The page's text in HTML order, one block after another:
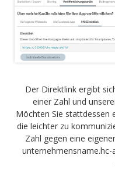
Der Direktlink ergibt
einer Zahl und
Möchten Sie stattdessen
die leichter zu
Zahl gegen eine